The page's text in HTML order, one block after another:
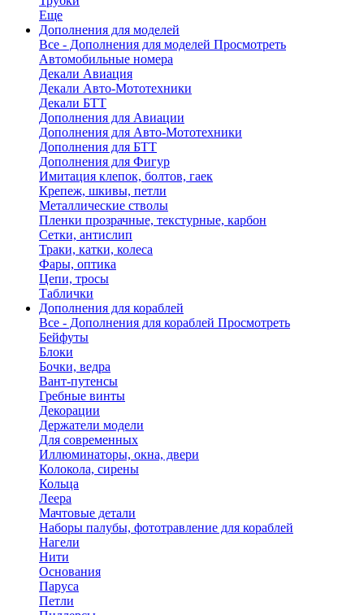
Еще
Дополнения для моделей
Все - Дополнения для моделей Просмотреть
Автомобильные номера
Декали Авиация
Декали Авто-Мототехники
Декали БТТ
Дополнения для Авиации
Дополнения для Авто-Мототехники
Дополнения для БТТ
Дополнения для Фигур
Имитация клепок, болтов, гаек
Крепеж, шкивы, петли
Металлические стволы
Пленки прозрачные, текстурные, карбон
Сетки, антислип
Траки, катки, колеса
Фары, оптика
Цепи, тросы
Таблички
Дополнения для кораблей
Все - Дополнения для кораблей Просмотреть
Бейфуты
Блоки
Бочки, ведра
Вант-путенсы
Гребные винты
Декорации
Держатели модели
Для современных
Иллюминаторы, окна, двери
Колокола, сирены
Кольца
Леера
Мачтовые детали
Наборы палубы, фототравление для кораблей
Нагели
Нити
Основания
Паруса
Петли